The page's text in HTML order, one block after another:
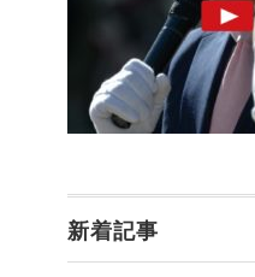
新着記事